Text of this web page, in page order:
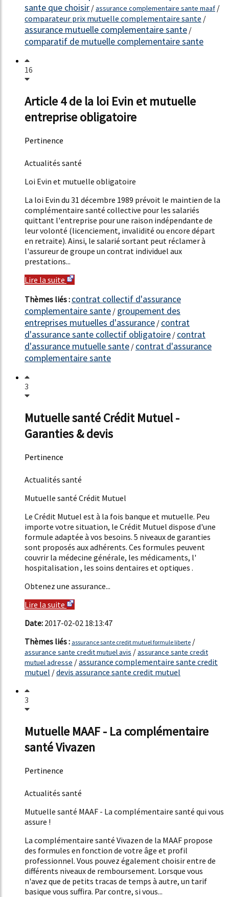
sante que choisir /assurance complementaire sante maaf /
comparateur prix mutuelle complementaire sante /
assurance mutuelle complementaire sante /
comparatif de mutuelle complementaire sante
16
Article 4 de la loi Evin et mutuelle
entreprise obligatoire
Pertinence
Actualités santé
Loi Evin et mutuelle obligatoire
La loi Evin du 31 décembre 1989 prévoit le maintien de la
complémentaire santé collective pour les salariés
quittant l'entreprise pour une raison indépendante de
leur volonté (licenciement, invalidité ou encore départ
en retraite). Ainsi, le salarié sortant peut réclamer à
l'assureur de groupe un contrat individuel aux
prestations...
Lire la suite
Thèmes liés : contrat collectif d'assurance
complementaire sante / groupement des
entreprises mutuelles d'assurance / contrat
d'assurance sante collectif obligatoire / contrat
d'assurance mutuelle sante / contrat d'assurance
complementaire sante
3
Mutuelle santé Crédit Mutuel -
Garanties & devis
Pertinence
Actualités santé
Mutuelle santé Crédit Mutuel
Le Crédit Mutuel est à la fois banque et mutuelle. Peu
importe votre situation, le Crédit Mutuel dispose d'une
formule adaptée à vos besoins. 5 niveaux de garanties
sont proposés aux adhérents. Ces formules peuvent
couvrir la médecine générale, les médicaments, l'
hospitalisation , les soins dentaires et optiques .
Obtenez une assurance...
Lire la suite
Date: 2017-02-02 18:13:47
Thèmes liés : assurance sante credit mutuel formule liberte /
assurance sante credit mutuel avis /assurance sante credit
mutuel adresse /assurance complementaire sante credit
mutuel /devis assurance sante credit mutuel
3
Mutuelle MAAF - La complémentaire
santé Vivazen
Pertinence
Actualités santé
Mutuelle santé MAAF - La complémentaire santé qui vous
assure !
La complémentaire santé Vivazen de la MAAF propose
des formules en fonction de votre âge et profil
professionnel. Vous pouvez également choisir entre de
différents niveaux de remboursement. Lorsque vous
n'avez que de petits tracas de temps à autre, un tarif
basique vous suffira. Par contre, si vous...